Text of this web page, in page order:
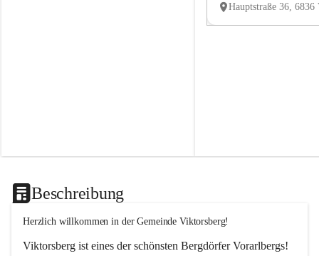
Beschreibung
Herzlich willkommen in der Gemeinde Viktorsberg!
Viktorsberg ist eines der schönsten Bergdörfer Vorarlbergs!